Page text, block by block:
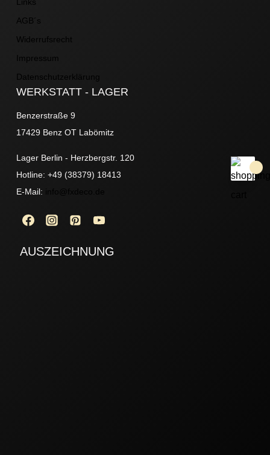
Links
AGB´s
Widerrufsrecht
Impressum
Datenschutzerklärung
WERKSTATT - LAGER
Benzerstraße 9
17429 Benz OT Labömitz
Lager Berlin - Herzbergstr. 120
Hotline: +49 (38379) 18413
E-Mail:
AUSZEICHNUNG